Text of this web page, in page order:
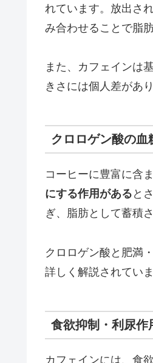
れています。放出さ
み合わせることで脂
また、カフェインは
きさには個人差があ
クロロゲン酸の血
コーヒーに豊富に含
にする作用がある と
ぎ、脂肪として蓄積
クロロゲン酸と肥満
詳しく解説されていま
食欲抑制・利尿作
カフェインには、食